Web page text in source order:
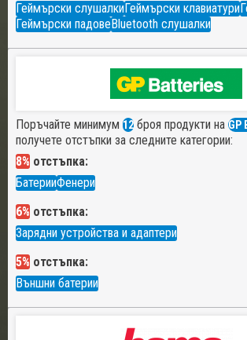
Геймърски слушалкиГеймърски клавиатури
Геймърски падовеBluetooth слушалки
Поръчайте минимум 12 броя продукти на GP
получете отстъпки за следните категории:
8% отстъпка:
БатерииФенери
6% отстъпка:
Зарядни устройства и адаптери
5% отстъпка:
Външни батерии